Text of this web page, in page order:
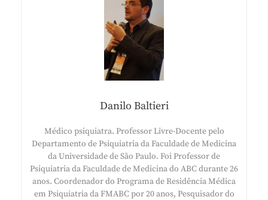
Danilo Baltieri
Médico psiquiatra. Professor Livre-Docente pelo
Departamento de Psiquiatria da Faculdade de Medicina
da Universidade de São Paulo. Foi Professor de
Psiquiatria da Faculdade de Medicina do ABC durante 26
anos. Coordenador do Programa de Residência Médica
em Psiquiatria da FMABC por 20 anos, Pesquisador do